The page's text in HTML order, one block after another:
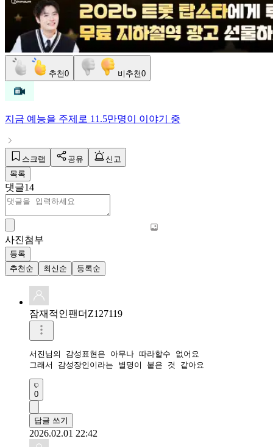
추천0 비추천0
지금 예능을 주제로 11.5만명이 이야기 중
스크랩 공유
신고
목록
댓글14
사진첨부
등록
추천순
최신순 등록순
잠재적인팬더Z127119
서진님의 감성표현은 아무나 따라할수 없어요
그래서 감성장인이라는 별명이 붙은 것 같아요
0
답글 쓰기
2026.02.01 22:42